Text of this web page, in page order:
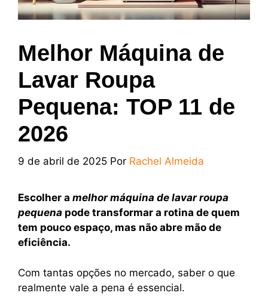
Melhor Máquina de
Lavar Roupa
Pequena: TOP 11 de
2026
9 de abril de 2025 Por Rachel Almeida
Escolher a melhor máquina de lavar roupa
pequena pode transformar a rotina de quem
tem pouco espaço, mas não abre mão de
eficiência.
Com tantas opções no mercado, saber o que
realmente vale a pena é essencial.